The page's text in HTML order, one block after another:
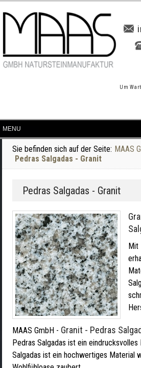
Um
Sie befinden sich auf der Seite: MAAS
Pedras Salgadas - Granit
Pedras Salgadas - Granit
Mit
MAAS GmbH - Granit - Pedras
Pedras Salgadas ist ein eindrucksvolles
Salgadas ist ein hochwertiges Material